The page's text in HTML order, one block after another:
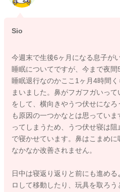
Sio
今週末で生後6ヶ月になる息子がい
睡眠についてですが、今まで夜間
睡眠退行なのかここ1ヶ月4時間
まいました。鼻がフガフガいっ
をして、横向きやうつ伏せにな
も原因の一つかなとは思ってい
ってしまうため、うつ伏せ寝は
で寝かせています。鼻はこまめに
なかなか改善されません。
日中は寝返り返りと前にも進め
ロして移動したり、玩具を取ろ